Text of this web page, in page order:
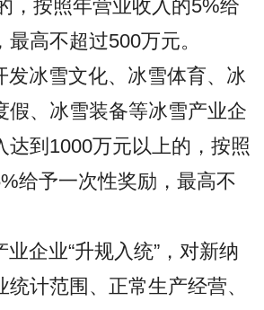
，按照年营业收入的5%给
高不超过500万元。
发冰雪文化、冰雪体育、冰
假、冰雪装备等冰雪产业企
达到1000万元以上的，按照
给予一次性奖励，最高不
业企业“升规入统”，对新纳
统计范围、正常生产经营、